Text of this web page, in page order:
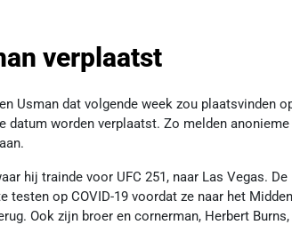
verplaatst
Usman dat volgende week zou plaatsvinden
datum worden verplaatst. Zo melden
hij trainde voor UFC 251, naar Las Vegas.
testen op COVID-19 voordat ze naar het
Ook zijn broer en cornerman, Herbert